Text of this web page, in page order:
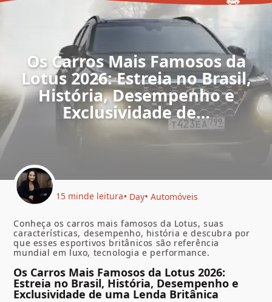
Os Carros Mais Famosos da
Lotus 2026: Estreia no Brasil,
História, Desempenho e
Exclusividade de…
15 minde leitura Day Automóveis
Conheça os carros mais famosos da Lotus, suas
características, desempenho, história e descubra por
que esses esportivos britânicos são referência
mundial em luxo, tecnologia e performance.
Os Carros Mais Famosos da Lotus 2026:
Estreia no Brasil, História, Desempenho e
Exclusividade de uma Lenda Britânica